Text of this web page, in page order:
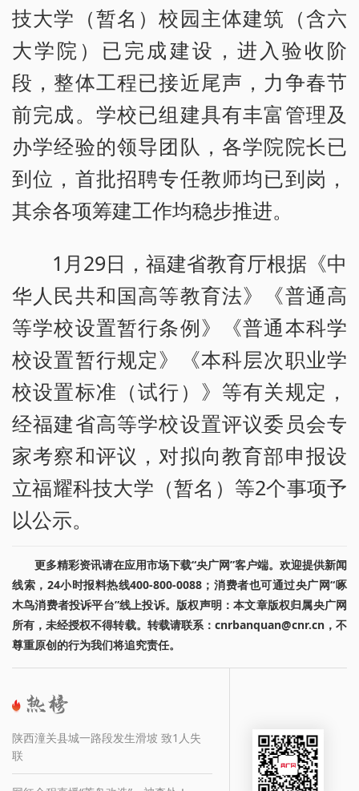
技大学（暂名）校园主体建筑（含六
大学院）已完成建设，进入验收阶
段，整体工程已接近尾声，力争春节
前完成。学校已组建具有丰富管理及
办学经验的领导团队，各学院院长已
到位，首批招聘专任教师均已到岗，
其余各项筹建工作均稳步推进。
1月29日，福建省教育厅根据《中
华人民共和国高等教育法》《普通高
等学校设置暂行条例》《普通本科学
校设置暂行规定》《本科层次职业学
校设置标准（试行）》等有关规定，
经福建省高等学校设置评议委员会专
家考察和评议，对拟向教育部申报设
立福耀科技大学（暂名）等2个事项予
以公示。
更多精彩资讯请在应用市场下载“央广网”客户端。欢迎提供新闻
线索，24小时报料热线400-800-0088；消费者也可通过央广网“啄
木鸟消费者投诉平台”线上投诉。版权声明：本文章版权归属央广网
所有，未经授权不得转载。转载请联系：cnrbanquan@cnr.cn，不
尊重原创的行为我们将追究责任。
陕西潼关县城一路段发生滑坡 致1人失
联